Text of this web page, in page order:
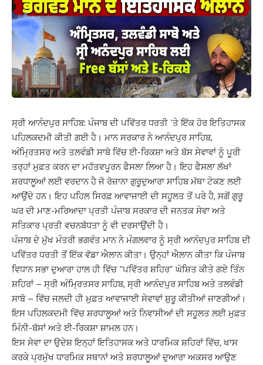
ਸ੍ਰੀ ਆਨੰਦਪੁਰ ਸਾਹਿਬ: ਪੰਜਾਬ ਦੀ ਪਵਿੱਤਰ ਧਰਤੀ ‘ਤੇ ਇੱਕ ਹੋਰ ਇਤਿਹਾਸਕ
ਪਹਿਲਕਦਮੀ ਕੀਤੀ ਗਈ ਹੈ। ਮਾਨ ਸਰਕਾਰ ਨੇ ਆਨੰਦਪੁਰ ਸਾਹਿਬ,
ਅੰਮ੍ਰਿਤਸਰ ਅਤੇ ਤਲਵੰਡੀ ਸਾਬੋ ਵਿੱਚ ਈ-ਰਿਕਸ਼ਾ ਅਤੇ ਬੱਸ ਸੇਵਾਵਾਂ ਨੂੰ ਪੂਰੀ
ਤਰ੍ਹਾਂ ਮੁਫ਼ਤ ਕਰਨ ਦਾ ਮਹੱਤਵਪੂਰਨ ਫੈਸਲਾ ਲਿਆ ਹੈ। ਇਹ ਫੈਸਲਾ ਲੱਖਾਂ
ਸ਼ਰਧਾਲੂਆਂ ਲਈ ਵਰਦਾਨ ਹੈ ਜੋ ਰੋਜ਼ਾਨਾ ਗੁਰੂਦੁਆਰਾ ਸਾਹਿਬ ਮੱਥਾ ਟੇਕਣ ਲਈ
ਆਉਂਦੇ ਹਨ। ਇਹ ਪਹਿਲ ਸਿਰਫ਼ ਆਵਾਜਾਈ ਦੀ ਸਹੂਲਤ ਤੋਂ ਪਰੇ ਹੈ, ਸਗੋਂ ਗੁਰੂ
ਘਰ ਦੀ ਮਾਣ-ਮਰਿਆਦਾ ਪ੍ਰਤੀ ਪੰਜਾਬ ਸਰਕਾਰ ਦੀ ਜਨਤਕ ਸੇਵਾ ਅਤੇ
ਸਤਿਕਾਰ ਪ੍ਰਤੀ ਵਚਨਬੱਧਤਾ ਨੂੰ ਵੀ ਦਰਸਾਉਂਦੀ ਹੈ।
ਪੰਜਾਬ ਦੇ ਮੁੱਖ ਮੰਤਰੀ ਭਗਵੰਤ ਮਾਨ ਨੇ ਮੰਗਲਵਾਰ ਨੂੰ ਸ੍ਰੀ ਆਨੰਦਪੁਰ ਸਾਹਿਬ ਦੀ
ਪਵਿੱਤਰ ਧਰਤੀ ਤੋਂ ਇੱਕ ਵੱਡਾ ਐਲਾਨ ਕੀਤਾ। ਉਨ੍ਹਾਂ ਐਲਾਨ ਕੀਤਾ ਕਿ ਪੰਜਾਬ
ਵਿਧਾਨ ਸਭਾ ਦੁਆਰਾ ਹਾਲ ਹੀ ਵਿੱਚ “ਪਵਿੱਤਰ ਸ਼ਹਿਰ” ਘੋਸ਼ਿਤ ਕੀਤੇ ਗਏ ਤਿੰਨ
ਸ਼ਹਿਰਾਂ – ਸ੍ਰੀ ਅੰਮ੍ਰਿਤਸਰ ਸਾਹਿਬ, ਸ੍ਰੀ ਆਨੰਦਪੁਰ ਸਾਹਿਬ ਅਤੇ ਤਲਵੰਡੀ
ਸਾਬੋ – ਵਿੱਚ ਜਲਦੀ ਹੀ ਮੁਫ਼ਤ ਆਵਾਜਾਈ ਸੇਵਾਵਾਂ ਸ਼ੁਰੂ ਕੀਤੀਆਂ ਜਾਣਗੀਆਂ।
ਇਸ ਪਹਿਲਕਦਮੀ ਵਿੱਚ ਸ਼ਰਧਾਲੂਆਂ ਅਤੇ ਨਿਵਾਸੀਆਂ ਦੀ ਸਹੂਲਤ ਲਈ ਮੁਫ਼ਤ
ਮਿੰਨੀ-ਬੱਸਾਂ ਅਤੇ ਈ-ਰਿਕਸ਼ਾ ਸ਼ਾਮਲ ਹਨ।
ਇਸ ਸੇਵਾ ਦਾ ਉਦੇਸ਼ ਇਨ੍ਹਾਂ ਇਤਿਹਾਸਕ ਅਤੇ ਧਾਰਮਿਕ ਸ਼ਹਿਰਾਂ ਵਿੱਚ, ਖਾਸ
ਕਰਕੇ ਪ੍ਰਮੁੱਖ ਧਾਰਮਿਕ ਸਥਾਨਾਂ ਅਤੇ ਸ਼ਰਧਾਲੂਆਂ ਦੁਆਰਾ ਅਕਸਰ ਆਉਣ